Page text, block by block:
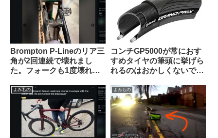
Brompton P-Lineのリア三
角が2回連続で壊れまし
た。フォークも1度壊れま
か？】（海外掲示板から）
コンチGP5000が常におす
すめタイヤの筆頭に挙げら
れるのはおかしくないです
よみもの よみもの